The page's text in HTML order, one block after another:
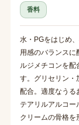
香料
水・PGをはじめ
用感のバランスに
ルジメチコンを
す。グリセリン・
配合。適度なうる
テアリルアルコー
クリームの骨格を